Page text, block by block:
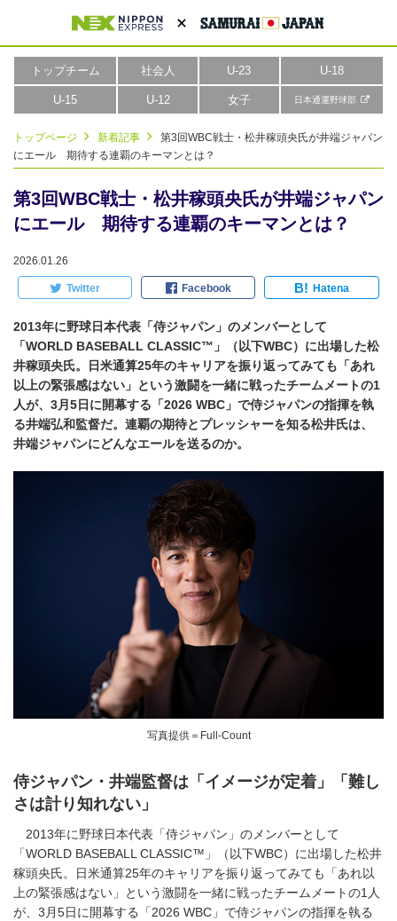
トップチーム 社会人 U-23 U-18
U-15 U-12 女子 日本通運野球部
トップページ 新着記事
第3回WBC戦士・松井稼頭央氏が井端ジャパン
にエール 期待する連覇のキーマンとは？
第3回WBC戦士・松井稼頭央氏が井端ジャパン
にエール 期待する連覇のキーマンとは？
2026.01.26
Twitter Facebook B! Hatena
2013年に野球日本代表「侍ジャパン」のメンバーとして
「WORLD BASEBALL CLASSIC™」（以下WBC）に出場した松
井稼頭央氏。日米通算25年のキャリアを振り返ってみても「あれ
以上の緊張感はない」という激闘を一緒に戦ったチームメートの1
人が、3月5日に開幕する「2026 WBC」で侍ジャパンの指揮を執
る井端弘和監督だ。連覇の期待とプレッシャーを知る松井氏は、
井端ジャパンにどんなエールを送るのか。
写真提供＝Full-Count
侍ジャパン・井端監督は「イメージが定着」「難し
さは計り知れない」
2013年に野球日本代表「侍ジャパン」のメンバーとして
「WORLD BASEBALL CLASSIC™」（以下WBC）に出場した松井
稼頭央氏。日米通算25年のキャリアを振り返ってみても「あれ以
上の緊張感はない」という激闘を一緒に戦ったチームメートの1人
が、3月5日に開幕する「2026 WBC」で侍ジャパンの指揮を執る